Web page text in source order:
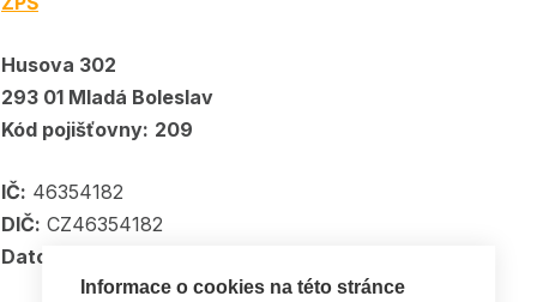
Husova 302
293 01 Mladá Boleslav
Kód pojišťovny: 209
IČ: 46354182
DIČ: CZ46354182
Datové schránka:
Informace o cookies na této stránce